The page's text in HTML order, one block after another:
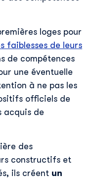
loges pour
faiblesses de leurs
de compétences
une éventuelle
à ne pas les
officiels de
acquis de
des
constructifs et
ils créent un